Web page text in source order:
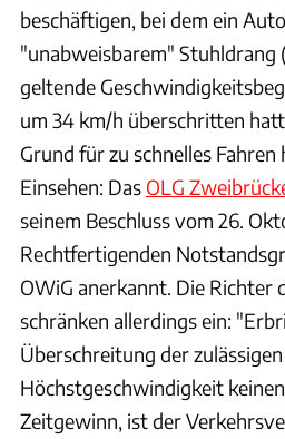
beschäftigen, bei dem ein
"unabweisbarem" Stuhldrang
geltende
um 34 km/h überschritten
Grund für zu schnelles Fahren
Einsehen: Das OLG
seinem Beschluss vom 26.
Rechtfertigenden
OWiG anerkannt. Die Richter
schränken allerdings ein:
Überschreitung der zulässigen
Höchstgeschwindigkeit
Zeitgewinn, ist der